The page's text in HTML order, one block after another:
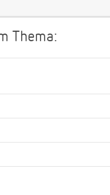
Thema: